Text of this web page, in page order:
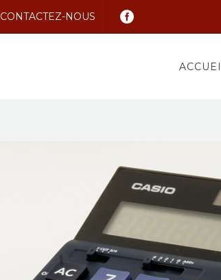
CONTACTEZ-NOUS